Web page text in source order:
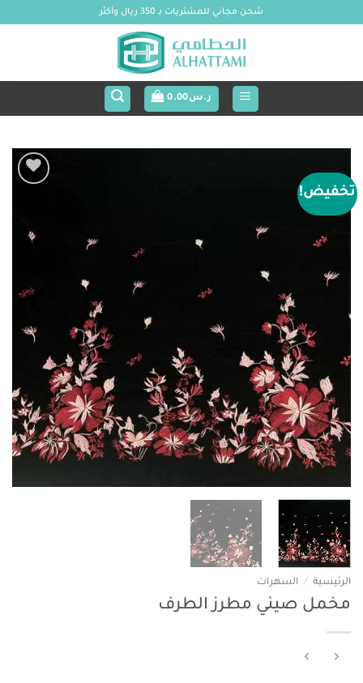
شحن مجاني للمشتريات بـ 350 ريال وأكثر
ر.س0.00
تخفيض!
الرئيسية / السهرات
مخمل صيني مطرز الطرف